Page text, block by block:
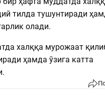
тилда тушунтиради
олади.
халққа мурожаат
ҳамда ўзига катта